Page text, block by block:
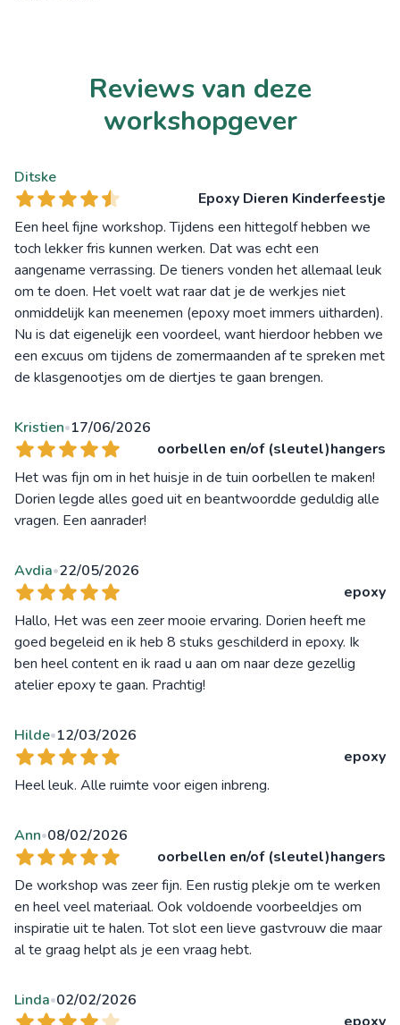
Reviews van deze
workshopgever
Ditske
Epoxy Dieren Kinderfeestje
Een heel fijne workshop. Tijdens een hittegolf hebben we
toch lekker fris kunnen werken. Dat was echt een
aangename verrassing. De tieners vonden het allemaal leuk
om te doen. Het voelt wat raar dat je de werkjes niet
onmiddelijk kan meenemen (epoxy moet immers uitharden).
Nu is dat eigenelijk een voordeel, want hierdoor hebben we
een excuus om tijdens de zomermaanden af te spreken met
de klasgenootjes om de diertjes te gaan brengen.
Kristien•17/06/2026
oorbellen en/of (sleutel)hangers
Het was fijn om in het huisje in de tuin oorbellen te maken!
Dorien legde alles goed uit en beantwoordde geduldig alle
vragen. Een aanrader!
Avdia•22/05/2026
epoxy
Hallo, Het was een zeer mooie ervaring. Dorien heeft me
goed begeleid en ik heb 8 stuks geschilderd in epoxy. Ik
ben heel content en ik raad u aan om naar deze gezellig
atelier epoxy te gaan. Prachtig!
Hilde•12/03/2026
epoxy
Heel leuk. Alle ruimte voor eigen inbreng.
Ann•08/02/2026
oorbellen en/of (sleutel)hangers
De workshop was zeer fijn. Een rustig plekje om te werken
en heel veel materiaal. Ook voldoende voorbeeldjes om
inspiratie uit te halen. Tot slot een lieve gastvrouw die maar
al te graag helpt als je een vraag hebt.
Linda•02/02/2026